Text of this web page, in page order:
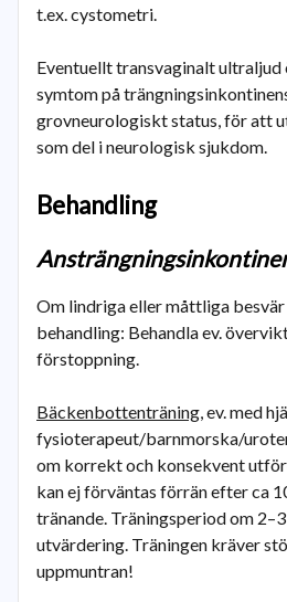
t.ex. cystometri.
Eventuellt transvaginalt
symtom på
grovneurologiskt status, för att
som del i neurologisk sjukdom.
Behandling
Om lindriga eller måttliga
behandling: Behandla ev.
förstoppning.
Bäckenbottenträning, ev. med
fysioterapeut/barnmorska/
om korrekt och konsekvent
kan ej förväntas förrän efter ca
tränande. Träningsperiod om
utvärdering. Träningen kräver
uppmuntran!